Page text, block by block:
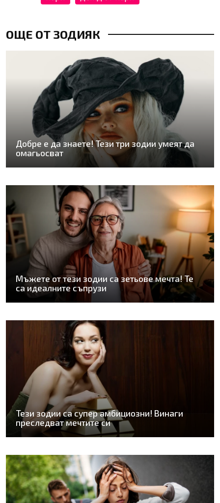
ОЩЕ ОТ ЗОДИЯК
Добре е да знаете! Тези три зодии умеят да
омагьосват
Мъжете от тези зодии са зетьове мечта! Те
са идеалните съпрузи
Тези зодии са супер амбициозни! Винаги
преследват мечтите си